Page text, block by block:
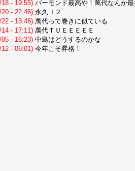
18 - 19:55) バーモンド最高や！萬代なんか
20 - 22:46) 永久Ｊ２
22 - 13:46) 萬代って巻きに似ている
14 - 17:11) 萬代ＴＵＥＥＥＥＥ
05 - 16:23) 中島はどうするのかな
12 - 06:01) 今年こそ昇格！